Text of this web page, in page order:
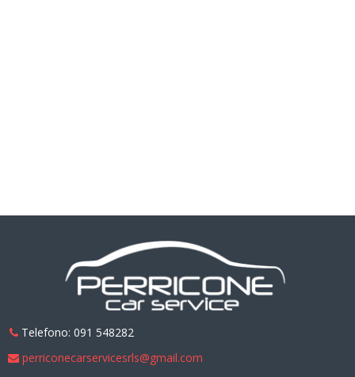
Telefono: 091 548282
perriconecarservicesrls@gmail.com